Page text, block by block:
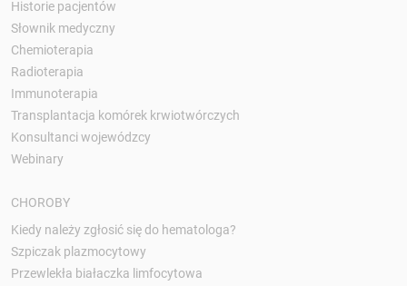
Historie pacjentów
Słownik medyczny
Chemioterapia
Radioterapia
Immunoterapia
Transplantacja komórek krwiotwórczych
Konsultanci wojewódzcy
Webinary
CHOROBY
Kiedy należy zgłosić się do hematologa?
Szpiczak plazmocytowy
Przewlekła białaczka limfocytowa